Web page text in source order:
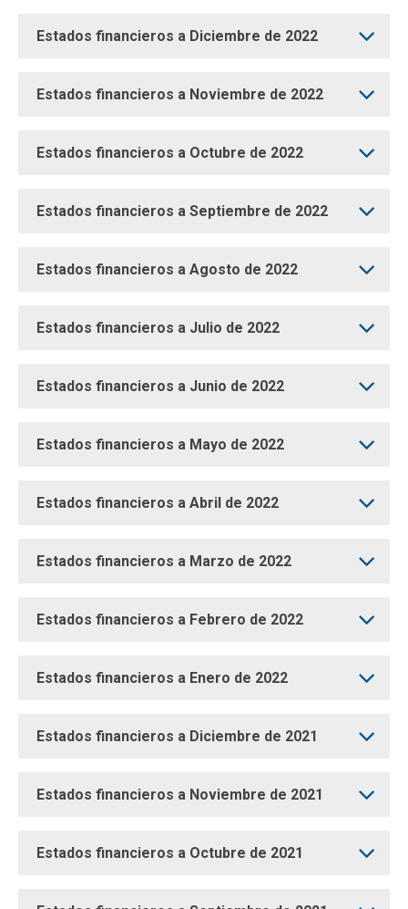
Estados financieros a Diciembre de 2022
Estados financieros a Noviembre de 2022
Estados financieros a Octubre de 2022
Estados financieros a Septiembre de 2022
Estados financieros a Agosto de 2022
Estados financieros a Julio de 2022
Estados financieros a Junio de 2022
Estados financieros a Mayo de 2022
Estados financieros a Abril de 2022
Estados financieros a Marzo de 2022
Estados financieros a Febrero de 2022
Estados financieros a Enero de 2022
Estados financieros a Diciembre de 2021
Estados financieros a Noviembre de 2021
Estados financieros a Octubre de 2021